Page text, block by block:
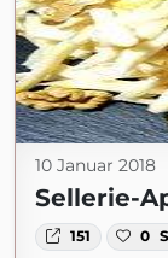
10 Januar 2018
Sellerie-
151 0